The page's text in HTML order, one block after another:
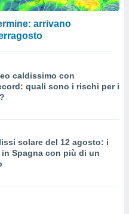
arrivano
caldissimo con
quali sono i rischi per i
solare del 12 agosto: i
Spagna con più di un